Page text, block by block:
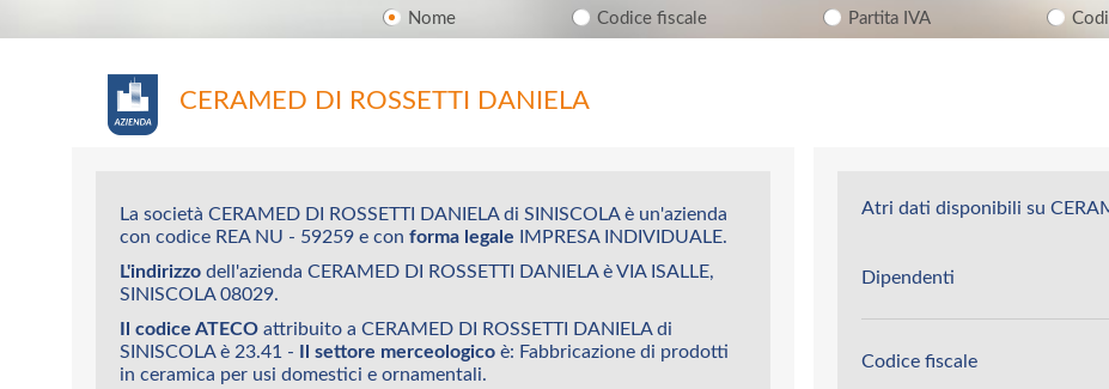
Nome Codice fiscale Partita IVA
CERAMED DI ROSSETTI DANIELA
La società CERAMED DI ROSSETTI DANIELA di SINISCOLA è un'azienda
con codice REA NU - 59259 e con forma legale IMPRESA INDIVIDUALE.
L'indirizzo dell'azienda CERAMED DI ROSSETTI DANIELA è VIA ISALLE,
SINISCOLA 08029.
Il codice ATECO attribuito a CERAMED DI ROSSETTI DANIELA di
SINISCOLA è 23.41 -
Il settore merceologico è: Fabbricazione di prodotti
in ceramica per usi domestici e ornamentali.
Atri dati disponibili su
Dipendenti
Codice fiscale